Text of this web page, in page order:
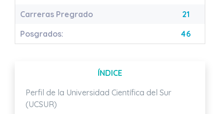
Carreras Pregrado
21
Posgrados:
46
ÍNDICE
Perfil de la Universidad Científica del Sur
(UCSUR)